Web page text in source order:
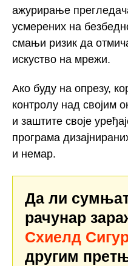
ажурирање
усмерених на
смањи ризик да
искуство на мрежи.
Ако буду на опрезу,
контролу над својим
и заштите своје
програма
и немар.
Да ли
рачунар
Схиелд
другим